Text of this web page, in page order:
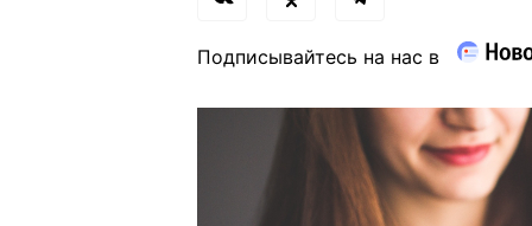
Подписывайтесь на нас в